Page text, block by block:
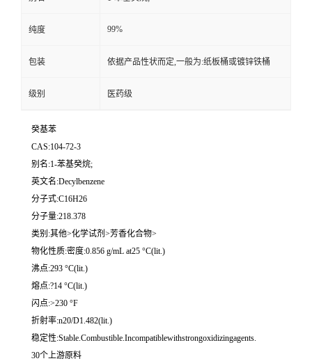
纯度 99%
包装 依据产品性状而定,一般为:纸板桶或镀锌铁桶
级别 医药级
癸基苯
CAS:104-72-3
别名:1-苯基癸烷;
英文名:Decylbenzene
分子式:C16H26
分子量:218.378
类别:其他>化学试剂>芳香化合物>
物化性质:密度:0.856 g/mL at25 °C(lit.)
沸点:293 °C(lit.)
熔点:?14 °C(lit.)
闪点:>230 °F
折射率:n20/D1.482(lit.)
稳定性:Stable.Combustible.Incompatiblewithstrongoxidizingagents.
30个上游原料